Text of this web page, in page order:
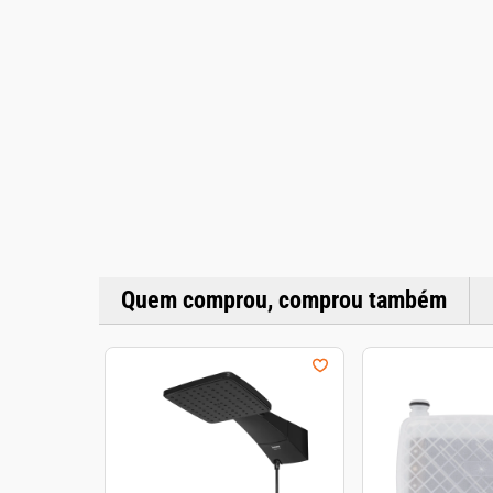
Quem comprou, comprou também